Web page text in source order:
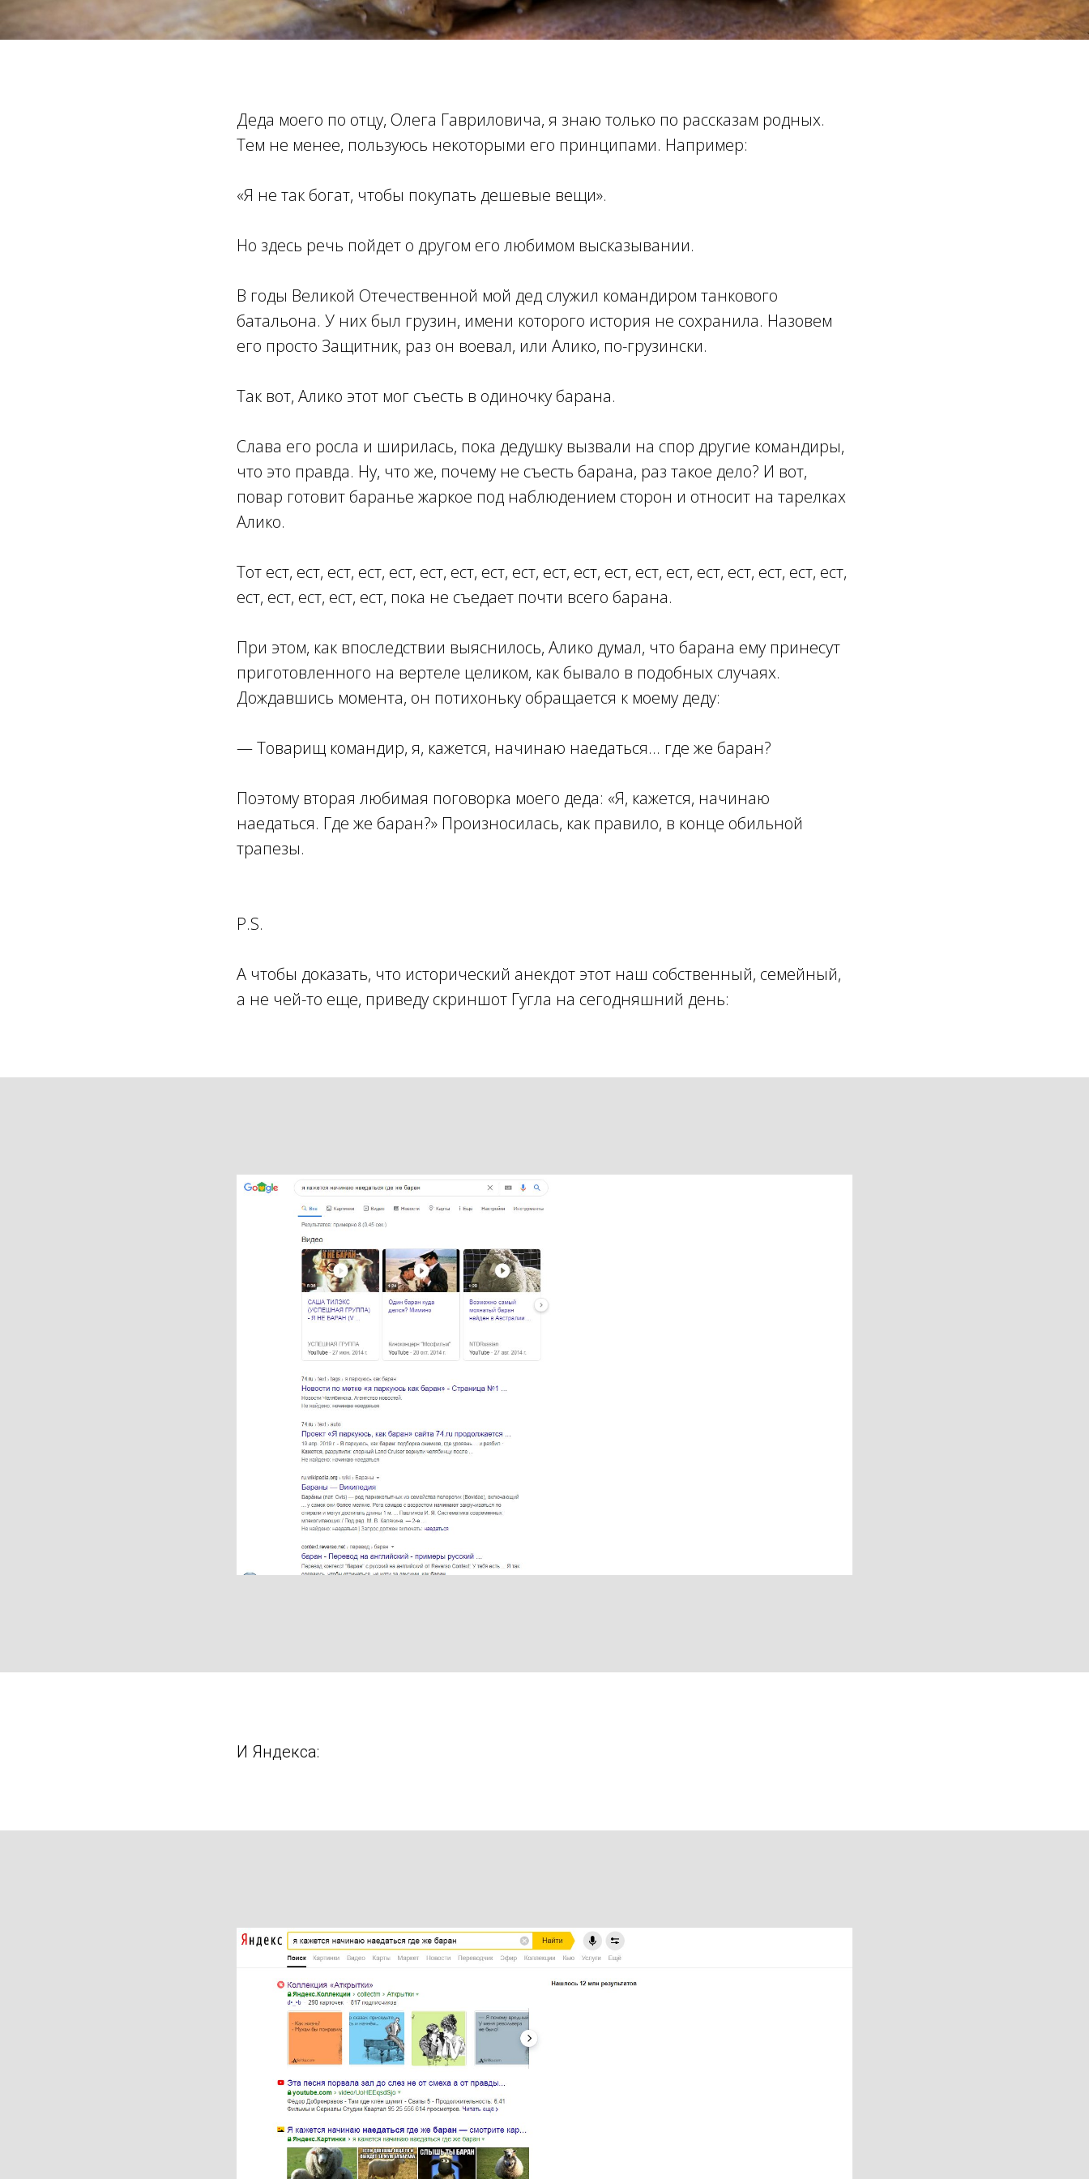
Деда моего по отцу, Олега Гавриловича, я знаю только по рассказам родных.
Тем не менее, пользуюсь некоторыми его принципами. Например:
«Я не так богат, чтобы покупать дешевые вещи».
Но здесь речь пойдет о другом его любимом высказывании.
В годы Великой Отечественной мой дед служил командиром танкового
батальона. У них был грузин, имени которого история не сохранила. Назовем
его просто Защитник, раз он воевал, или Алико, по-грузински.
Так вот, Алико этот мог съесть в одиночку барана.
Слава его росла и ширилась, пока дедушку вызвали на спор другие командиры,
что это правда. Ну, что же, почему не съесть барана, раз такое дело? И вот,
повар готовит баранье жаркое под наблюдением сторон и относит на тарелках
Алико.
Тот ест, ест, ест, ест, ест, ест, ест, ест, ест, ест, ест, ест, ест, ест, ест, ест, ест, ест, ест,
ест, ест, ест, ест, ест, пока не съедает почти всего барана.
При этом, как впоследствии выяснилось, Алико думал, что барана ему принесут
приготовленного на вертеле целиком, как бывало в подобных случаях.
Дождавшись момента, он потихоньку обращается к моему деду:
— Товарищ командир, я, кажется, начинаю наедаться... где же баран?
Поэтому вторая любимая поговорка моего деда: «Я, кажется, начинаю
наедаться. Где же баран?» Произносилась, как правило, в конце обильной
трапезы.
P.S.
А чтобы доказать, что исторический анекдот этот наш собственный, семейный,
а не чей-то еще, приведу скриншот Гугла на сегодняшний день:
И Яндекса: